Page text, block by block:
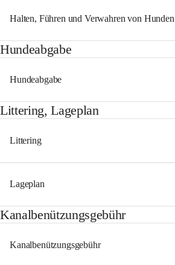
Halten, Führen und Verwahren von Hunden
Hundeabgabe
Hundeabgabe
Littering, Lageplan
Littering
Lageplan
Kanalbenützungsgebühr
Kanalbenützungsgebühr